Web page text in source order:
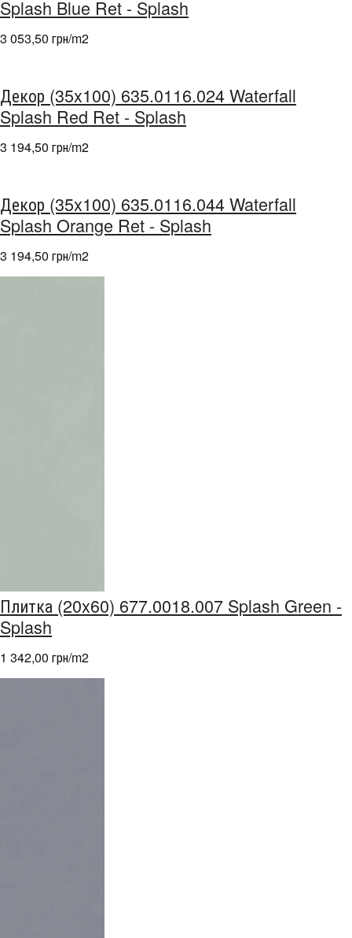
Splash Blue Ret - Splash
3 053,50 грн/m2
Декор (35x100) 635.0116.024 Waterfall
Splash Red Ret - Splash
3 194,50 грн/m2
Декор (35x100) 635.0116.044 Waterfall
Splash Orange Ret - Splash
3 194,50 грн/m2
Плитка (20x60) 677.0018.007 Splash Green -
Splash
1 342,00 грн/m2